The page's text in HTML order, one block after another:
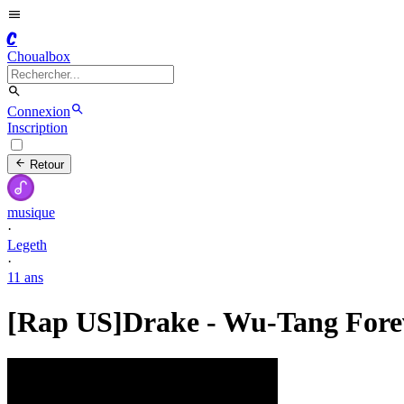
C
Choualbox
Connexion
Inscription
Retour
musique
·
Legeth
·
11 ans
[Rap US]Drake - Wu-Tang